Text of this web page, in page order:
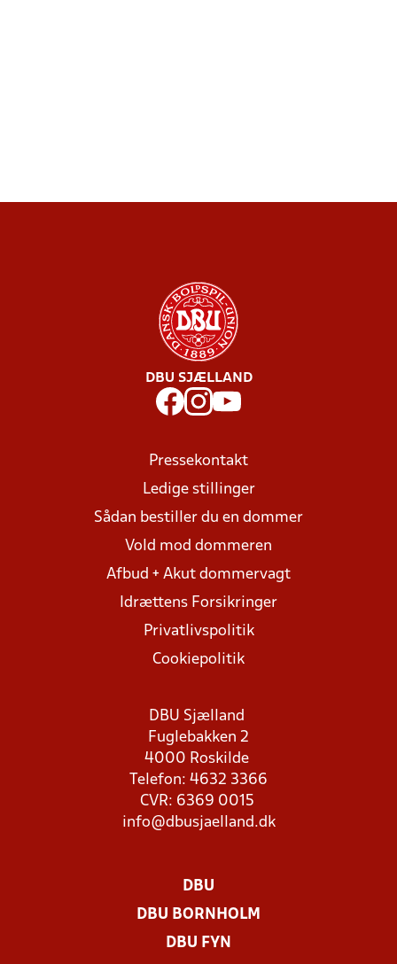
DBU SJÆLLAND
Pressekontakt
Ledige stillinger
Sådan bestiller du en dommer
Vold mod dommeren
Afbud + Akut dommervagt
Idrættens Forsikringer
Privatlivspolitik
Cookiepolitik
DBU Sjælland
Fuglebakken 2
4000 Roskilde
Telefon: 4632 3366
CVR: 6369 0015
info@dbusjaelland.dk
DBU
DBU BORNHOLM
DBU FYN